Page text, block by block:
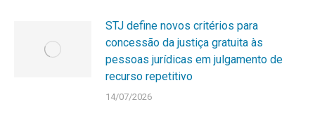
STJ define novos critérios para
concessão da justiça gratuita às
pessoas jurídicas em julgamento de
recurso repetitivo
14/07/2026